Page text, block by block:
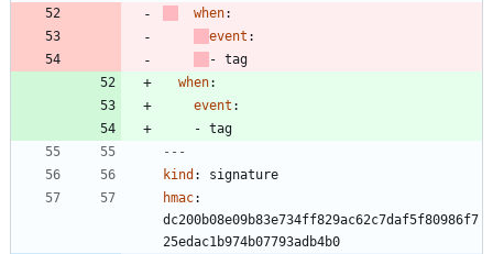
when:
event :
- tag
when:
event :
- tag
---
kind :
signature
hmac:
dc200b08e09b83e734ff829ac62c7daf5f80986f7
25edac1b974b07793adb4b0